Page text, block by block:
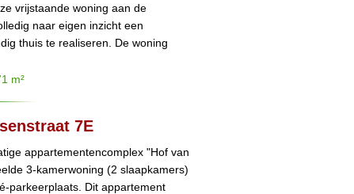
vrijstaande woning aan de
naar eigen inzicht een
thuis te realiseren. De woning
m²
7E
appartementencomplex "Hof van
3-kamerwoning (2 slaapkamers)
parkeerplaats. Dit appartement